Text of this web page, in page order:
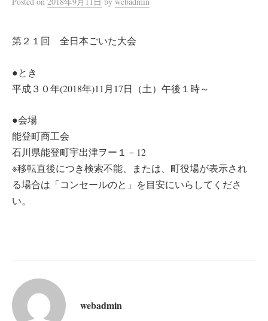
第２１回 全日本ごいた大会
●とき
平成３０年(2018年)11月17日（土）午後１時～
●会場
能登町商工会
石川県能登町宇出津ヲー１－12
※移転直後につき検索不能、または、町役場が表示され
る場合は「コンセールのと」を目安にいらしてくださ
い。
webadmin